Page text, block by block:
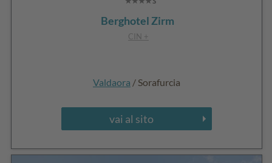
Berghotel Zirm
CIN +
Valdaora / Sorafurcia
vai al sito